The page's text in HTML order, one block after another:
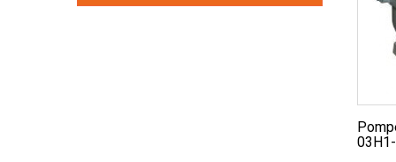
Pompe centrifuge Gorman Rupp